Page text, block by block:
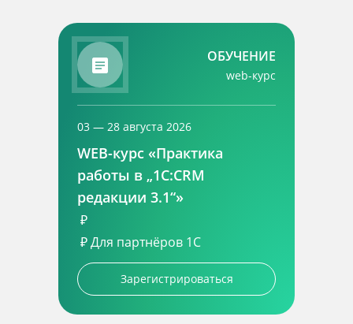
ОБУЧЕНИЕ
web-курс
03 — 28 августа 2026
WEB-курс «Практика
работы в „1С:CRM
редакции 3.1“»
₽
₽Для партнёров 1С
Зарегистрироваться